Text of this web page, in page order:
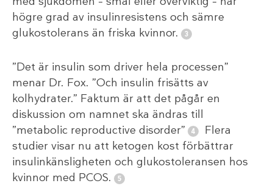
högre grad av insulinresistens och sämre
glukostolerans än friska kvinnor.
”Det är insulin som driver hela processen”
menar Dr. Fox. ”Och insulin frisätts av
kolhydrater.” Faktum är att det pågår en
diskussion om namnet ska ändras till
”metabolic reproductive disorder”
Flera
studier visar nu att ketogen kost förbättrar
insulinkänsligheten och glukostoleransen hos
kvinnor med PCOS.